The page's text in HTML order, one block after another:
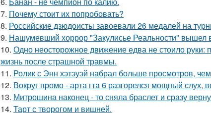
7. Почему стоит их попробовать?
8. Российские дзюдоисты завоевали 26 медалей на
9. Нашумевший хоррор "Закулисье Реальности" вышел
10. Одно неосторожное движение едва не стоило
жизнь после страшной травмы.
11. Ролик с Энн хэтэуэй набрал больше просмотров,
12. Вокруг промо - арта гта 6 разгорелся мощный слух,
13. Митрошина наконец - то сняла браслет и сразу
14. Тарт с творогом и вишней.